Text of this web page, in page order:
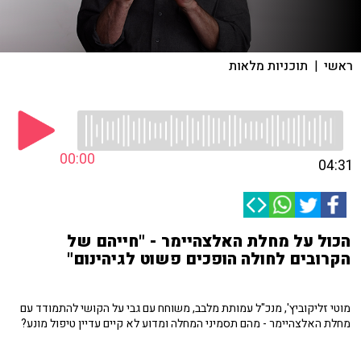
ראשי | תוכניות מלאות
00:00 04:31
הכול על מחלת האלצהיימר - "חייהם של
הקרובים לחולה הופכים פשוט לגיהינום"
מוטי זליקוביץ', מנכ"ל עמותת מלבב, משוחח עם גבי על הקושי להתמודד עם
מחלת האלצהיימר - מהם תסמיני המחלה ומדוע לא קיים עדיין טיפול מונע?